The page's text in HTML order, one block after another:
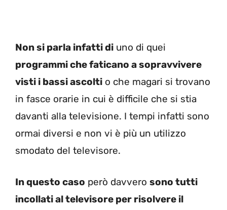
Non si parla infatti di uno di quei
programmi che faticano a sopravvivere
visti i bassi ascolti o che magari si trovano
in fasce orarie in cui è difficile che si stia
davanti alla televisione. I tempi infatti sono
ormai diversi e non vi è più un utilizzo
smodato del televisore.
In questo caso però davvero sono tutti
incollati al televisore per risolvere il